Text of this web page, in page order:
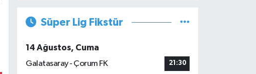
Süper Lig Fikstür
14 Ağustos, Cuma
Galatasaray - Çorum FK
21:30